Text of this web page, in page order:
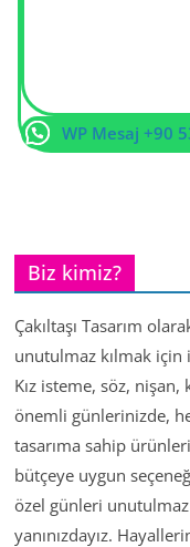
WP Mesaj +90
Biz kimiz?
Çakıltaşı Tasarım
unutulmaz kılmak için
Kız isteme, söz,
önemli günlerinizde,
tasarıma sahip
bütçeye uygun
özel günleri
yanınızdayız.